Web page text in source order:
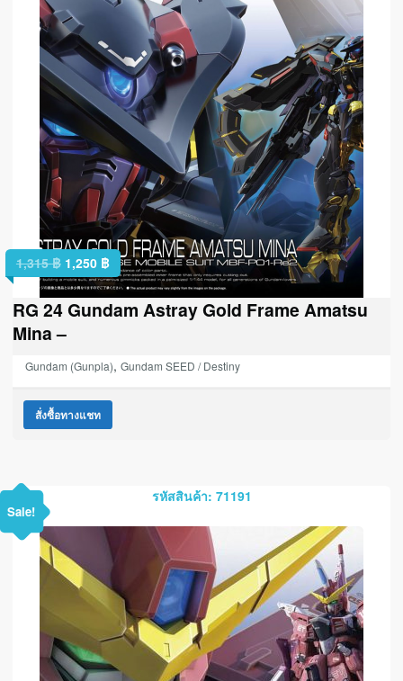
1,315฿ 1,250 ฿
RG 24 Gundam Astray Gold Frame Amatsu
Mina –
Gundam (Gunpla), Gundam SEED / Destiny
สั่งซื้อทางแชท
รหัสสินค้า: 71191
Sale!